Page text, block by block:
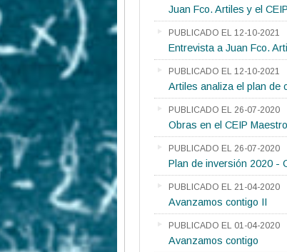
Juan Fco. Artiles y el
PUBLICADO EL 12-10-2021
Entrevista a Juan Fco.
PUBLICADO EL 12-10-2021
Artiles analiza el plan de
PUBLICADO EL 26-07-2020
Obras en el CEIP
PUBLICADO EL 26-07-2020
Plan de inversión 2020 -
PUBLICADO EL 21-04-2020
Avanzamos contigo II
PUBLICADO EL 01-04-2020
Avanzamos contigo